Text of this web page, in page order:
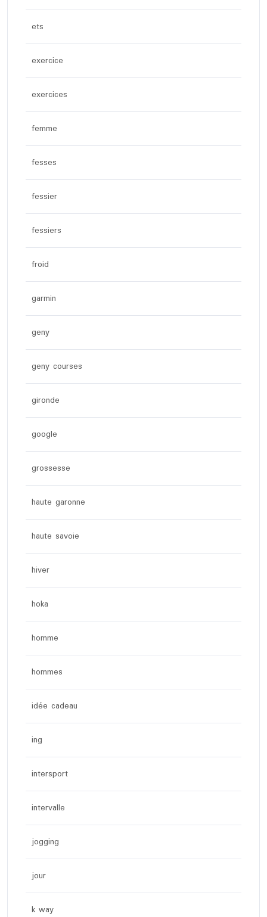
ets
exercice
exercices
femme
fesses
fessier
fessiers
froid
garmin
geny
geny courses
gironde
google
grossesse
haute garonne
haute savoie
hiver
hoka
homme
hommes
idée cadeau
ing
intersport
intervalle
jogging
jour
k way